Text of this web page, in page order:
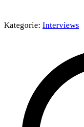
Kategorie: Interviews